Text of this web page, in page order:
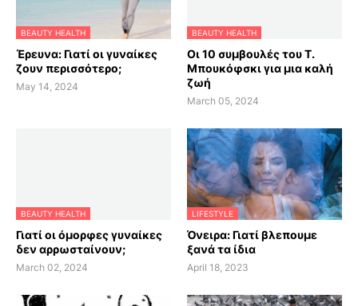
BEAUTY HEALTH
Έρευνα: Γιατί οι γυναίκες
ζουν περισσότερο;
May 14, 2024
BEAUTY HEALTH
Οι 10 συμβουλές του Τ.
Μπουκόφσκι για μια καλή
ζωή
March 05, 2024
BEAUTY HEALTH
Γιατί οι όμορφες γυναίκες
δεν αρρωσταίνουν;
March 02, 2024
LIFESTYLE
Όνειρα: Γιατί βλεπουμε
ξανά τα ίδια
April 18, 2023